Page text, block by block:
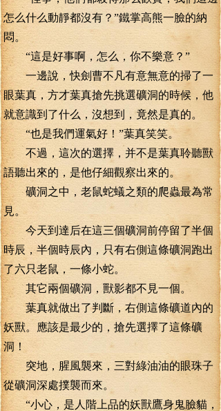
怎么什么動靜都沒有？”鐵掌高熊一臉的納
悶。
“這是好事啊，怎么，你不樂意？”
一邊說，快劍曹不凡有意無意的掃了一
眼葉真，方才葉真搶先挑選礦洞的時候，他
就意識到了什么，沒想到，竟然是真的。
“也是我們運氣好！”葉真笑笑。
不過，這次的選擇，并不是葉真聆聽獸
語聽出來的，是他仔細觀察出來的。
礦洞之中，老鼠蛇蟻之類的爬蟲最為常
見。
今天到達后在這三個礦洞前停留了半個
時辰，半個時辰內，只有右側這條礦洞跑出
了六只老鼠，一條小蛇。
其它兩個礦洞，獸影都不見一個。
葉真就做出了判斷，右側這條礦道內的
妖獸。應該是最少的，搶先選擇了這條礦
洞！
突地，腥風襲來，三對綠油油的眼珠子
從礦洞深處撲襲而來。
“小心，是人階上品的妖獸鷹身鬼臉貓，